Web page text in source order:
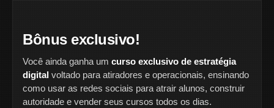
Bônus exclusivo!
Você ainda ganha um curso exclusivo de estratégia
digital voltado para atiradores e operacionais, ensinando
como usar as redes sociais para atrair alunos, construir
autoridade e vender seus cursos todos os dias.